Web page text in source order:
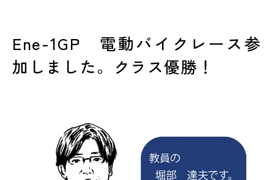
Ene-1GP 電動バイクレース参
加しました。クラス優勝！